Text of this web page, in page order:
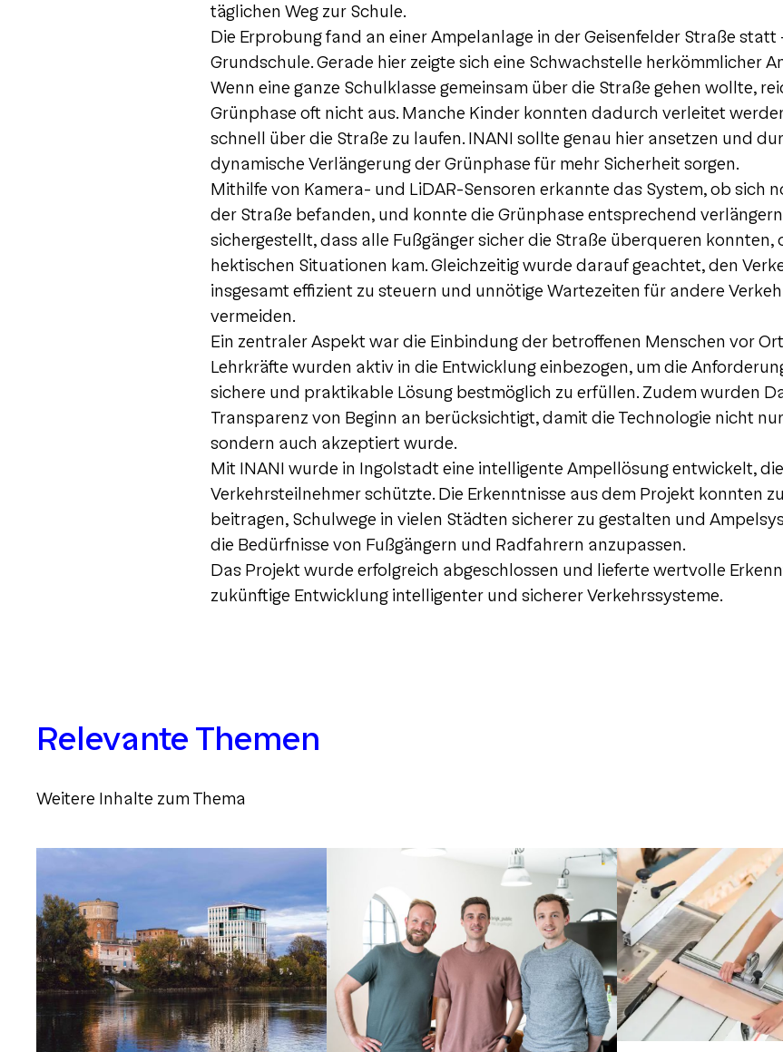
täglichen Weg zur Schule.
Die Erprobung fand an einer Ampelanlage in der Geisenfelder Straße
Grundschule. Gerade hier zeigte sich eine Schwachstelle herkömmlicher
Wenn eine ganze Schulklasse gemeinsam über die Straße gehen wollte,
Grünphase oft nicht aus. Manche Kinder konnten dadurch verleitet
schnell über die Straße zu laufen. INANI sollte genau hier ansetzen und
dynamische Verlängerung der Grünphase für mehr Sicherheit sorgen.
Mithilfe von Kamera- und LiDAR-Sensoren erkannte das System, ob sich
der Straße befanden, und konnte die Grünphase entsprechend
sichergestellt, dass alle Fußgänger sicher die Straße überqueren konnten,
hektischen Situationen kam. Gleichzeitig wurde darauf geachtet, den
insgesamt effizient zu steuern und unnötige Wartezeiten für andere
vermeiden.
Ein zentraler Aspekt war die Einbindung der betroffenen Menschen vor
Lehrkräfte wurden aktiv in die Entwicklung einbezogen, um die
sichere und praktikable Lösung bestmöglich zu erfüllen. Zudem wurden
Transparenz von Beginn an berücksichtigt, damit die Technologie nicht
sondern auch akzeptiert wurde.
Mit INANI wurde in Ingolstadt eine intelligente Ampellösung entwickelt,
Verkehrsteilnehmer schützte. Die Erkenntnisse aus dem Projekt konnten
beitragen, Schulwege in vielen Städten sicherer zu gestalten und
die Bedürfnisse von Fußgängern und Radfahrern anzupassen.
Das Projekt wurde erfolgreich abgeschlossen und lieferte wertvolle
zukünftige Entwicklung intelligenter und sicherer Verkehrssysteme.
Relevante Themen
Weitere Inhalte zum Thema